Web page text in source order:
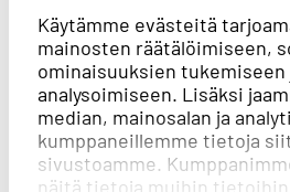
Käytämme evästeitä
mainosten räätälöimiseen,
ominaisuuksien tukemiseen
analysoimiseen. Lisäksi
median, mainosalan ja
kumppaneillemme tietoja
sivustoamme.
näitä tietoja muihin